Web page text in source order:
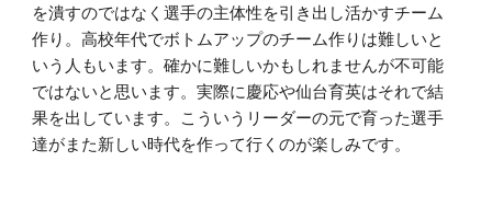
を潰すのではなく選手の主体性を引き出し活かすチーム
作り。高校年代でボトムアップのチーム作りは難しいと
いう人もいます。確かに難しいかもしれませんが不可能
ではないと思います。実際に慶応や仙台育英はそれで結
果を出しています。こういうリーダーの元で育った選手
達がまた新しい時代を作って行くのが楽しみです。